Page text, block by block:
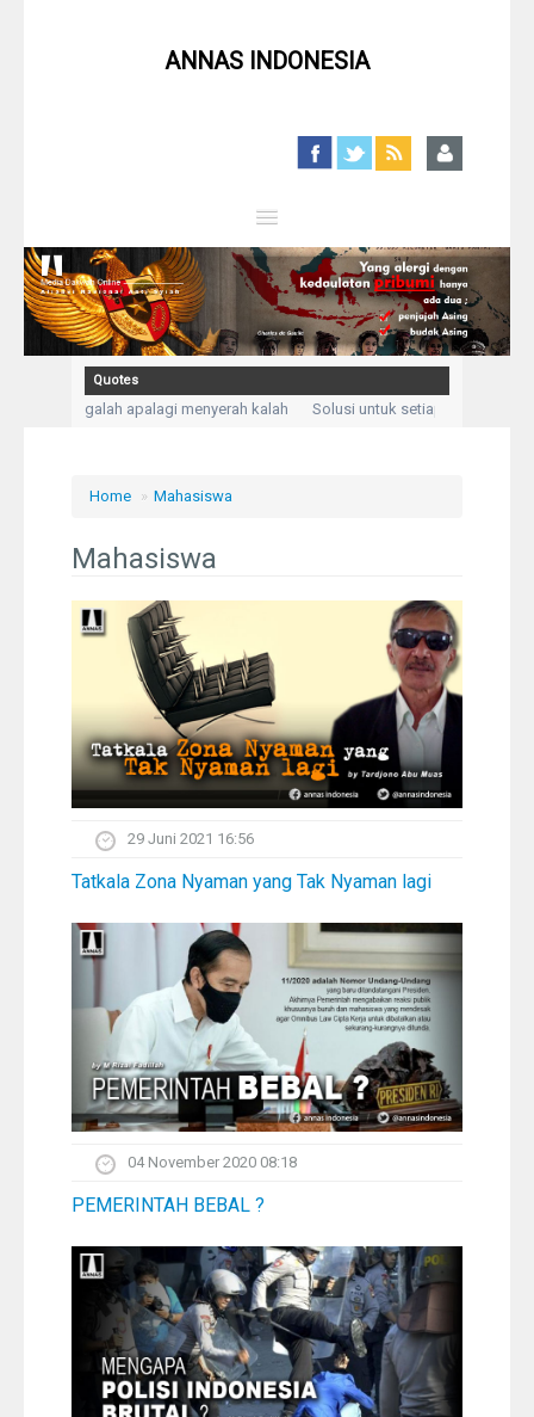
ANNAS INDONESIA
Close
Home
Profil
Berita
Pelangi
Galeri Foto
Ustadz
Download
Peta Lokasi
Quotes
mengalah apalagi menyerah kalah
Solusi untuk setiap masalah adalah
Home » Mahasiswa
Mahasiswa
29 Juni 2021 16:56
Tatkala Zona Nyaman yang Tak Nyaman lagi
04 November 2020 08:18
PEMERINTAH BEBAL ?